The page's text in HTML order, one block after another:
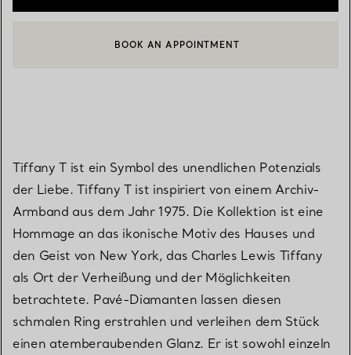
EINEN KUNDENBERATER KONTAKTIEREN ODER EINEN
BOOK AN APPOINTMENT
Tiffany T ist ein Symbol des unendlichen Potenzials
der Liebe. Tiffany T ist inspiriert von einem Archiv-
Armband aus dem Jahr 1975. Die Kollektion ist eine
Hommage an das ikonische Motiv des Hauses und
den Geist von New York, das Charles Lewis Tiffany
als Ort der Verheißung und der Möglichkeiten
betrachtete. Pavé-Diamanten lassen diesen
schmalen Ring erstrahlen und verleihen dem Stück
einen atemberaubenden Glanz. Er ist sowohl einzeln